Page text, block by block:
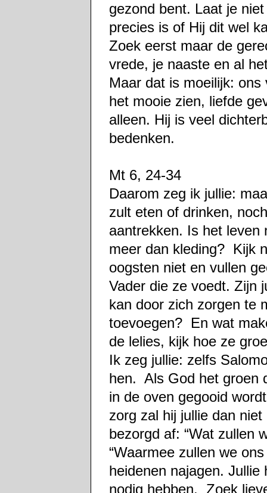
gezond bent. Laat je
precies is of Hij dit wel
Zoek eerst maar de
vrede, je naaste en al
Maar dat is moeilijk:
het mooie zien, liefde
alleen. Hij is veel
bedenken.
Mt 6, 24-34
Daarom zeg ik jullie:
zult eten of drinken,
aantrekken. Is het leven
meer dan kleding? Kijk
oogsten niet en vullen
Vader die ze voedt. Zijn
kan door zich zorgen te
toevoegen? En wat
de lelies, kijk hoe ze
Ik zeg jullie: zelfs
hen. Als God het groen
in de oven gegooid
zorg zal hij jullie dan
bezorgd af: “Wat zullen
“Waarmee zullen we
heidenen najagen.
nodig hebben. Zoek